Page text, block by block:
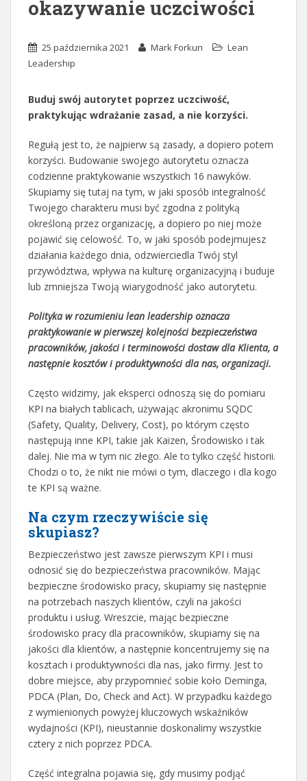
okazywanie uczciwości
25 października 2021 Mark Forkun
Lean
Leadership
Buduj swój autorytet poprzez uczciwość,
praktykując wdrażanie zasad, a nie korzyści.
Regułą jest to, że najpierw są zasady, a dopiero potem
korzyści. Budowanie swojego autorytetu oznacza
codzienne praktykowanie wszystkich 16 nawyków.
Skupiamy się tutaj na tym, w jaki sposób integralność
Twojego charakteru musi być zgodna z polityką
określoną przez organizację, a dopiero po niej może
pojawić się celowość. To, w jaki sposób podejmujesz
działania każdego dnia, odzwierciedla Twój styl
przywództwa, wpływa na kulturę organizacyjną i buduje
lub zmniejsza Twoją wiarygodność jako autorytetu.
Polityka w rozumieniu lean leadership oznacza
praktykowanie w pierwszej kolejności bezpieczeństwa
pracowników, jakości i terminowości dostaw dla Klienta, a
następnie kosztów i produktywności dla nas, organizacji.
Często widzimy, jak eksperci odnoszą się do pomiaru
KPI na białych tablicach, używając akronimu SQDC
(Safety, Quality, Delivery, Cost), po którym często
następują inne KPI, takie jak Kaizen, Środowisko i tak
dalej. Nie ma w tym nic złego. Ale to tylko część historii.
Chodzi o to, że nikt nie mówi o tym, dlaczego i dla kogo
te KPI są ważne.
Na czym rzeczywiście się
skupiasz?
Bezpieczeństwo jest zawsze pierwszym KPI i musi
odnosić się do bezpieczeństwa pracowników. Mając
bezpieczne środowisko pracy, skupiamy się następnie
na potrzebach naszych klientów, czyli na jakości
produktu i usług. Wreszcie, mając bezpieczne
środowisko pracy dla pracowników, skupiamy się na
jakości dla klientów, a następnie koncentrujemy się na
kosztach i produktywności dla nas, jako firmy. Jest to
dobre miejsce, aby przypomnieć sobie koło Deminga,
PDCA (Plan, Do, Check and Act). W przypadku każdego
z wymienionych powyżej kluczowych wskaźników
wydajności (KPI), nieustannie doskonalimy wszystkie
cztery z nich poprzez PDCA.
Część integralna pojawia się, gdy musimy podjąć